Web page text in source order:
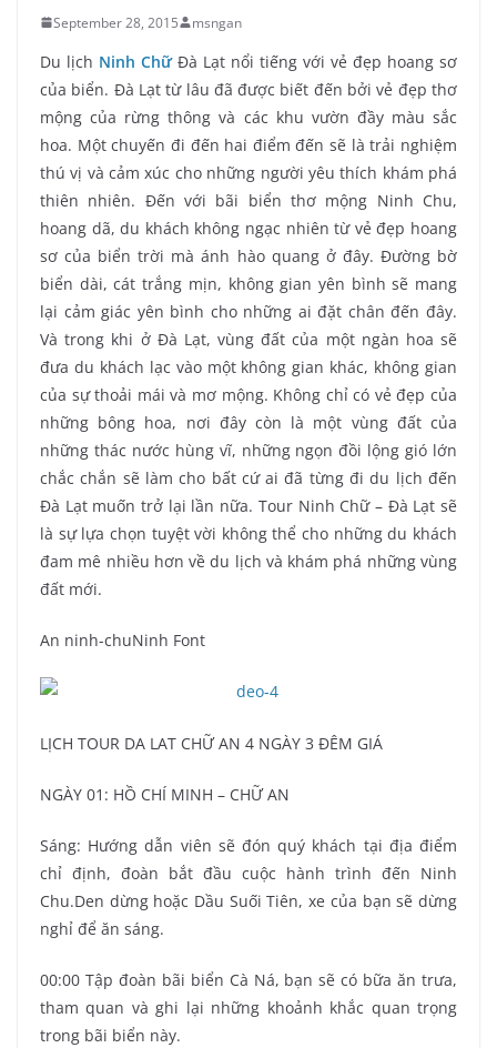
September 28, 2015 msngan
Du lịch Ninh ChữĐà Lạt nổi tiếng với vẻ đẹp hoang sơ
của biển. Đà Lạt từ lâu đã được biết đến bởi vẻ đẹp thơ
mộng của rừng thông và các khu vườn đầy màu sắc
hoa. Một chuyến đi đến hai điểm đến sẽ là trải nghiệm
thú vị và cảm xúc cho những người yêu thích khám phá
thiên nhiên. Đến với bãi biển thơ mộng Ninh Chu,
hoang dã, du khách không ngạc nhiên từ vẻ đẹp hoang
sơ của biển trời mà ánh hào quang ở đây. Đường bờ
biển dài, cát trắng mịn, không gian yên bình sẽ mang
lại cảm giác yên bình cho những ai đặt chân đến đây.
Và trong khi ở Đà Lạt, vùng đất của một ngàn hoa sẽ
đưa du khách lạc vào một không gian khác, không gian
của sự thoải mái và mơ mộng. Không chỉ có vẻ đẹp của
những bông hoa, nơi đây còn là một vùng đất của
những thác nước hùng vĩ, những ngọn đồi lộng gió lớn
chắc chắn sẽ làm cho bất cứ ai đã từng đi du lịch đến
Đà Lạt muốn trở lại lần nữa. Tour Ninh Chữ – Đà Lạt sẽ
là sự lựa chọn tuyệt vời không thể cho những du khách
đam mê nhiều hơn về du lịch và khám phá những vùng
đất mới.
An ninh-chuNinh Font
LỊCH TOUR DA LAT CHỮ AN 4 NGÀY 3 ĐÊM GIÁ
NGÀY 01: HỒ CHÍ MINH – CHỮ AN
Sáng: Hướng dẫn viên sẽ đón quý khách tại địa điểm
chỉ định, đoàn bắt đầu cuộc hành trình đến Ninh
Chu.Den dừng hoặc Dầu Suối Tiên, xe của bạn sẽ dừng
nghỉ để ăn sáng.
00:00 Tập đoàn bãi biển Cà Ná, bạn sẽ có bữa ăn trưa,
tham quan và ghi lại những khoảnh khắc quan trọng
trong bãi biển này.